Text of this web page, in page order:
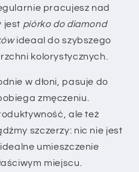
pracujesz nad
jest piórko do diamond
ideaal do szybszego
kolorystycznych.
w dłoni, pasuje do
zmęczeniu.
ale też
szczerzy: nic nie jest
umieszczenie
miejscu.